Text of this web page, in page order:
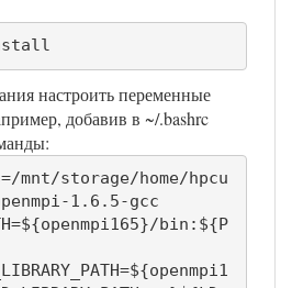
настроить переменные
добавив в ~/.bashrc
mnt/storage/home/hpcu
1.6.5-gcc
bin:${P